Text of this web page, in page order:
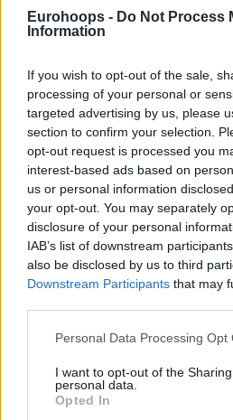
Eurohoops - Do Not Process
Information
If you wish to opt-out of the sale,
processing of your personal or
targeted advertising by us, please
section to confirm your selection.
opt-out request is processed you
interest-based ads based on
us or personal information
your opt-out. You may separately
disclosure of your personal
IAB’s list of downstream
also be disclosed by us to third
Downstream Participants that may
Please note that this website/app
not limited to your visit or usage
grant or deny consent to Google
use your data for below specified
Personal Data Processing Opt
I want to opt-out of the
personal data.
Opted In
στρέψουμε την προσοχή μας. Θα
ότι έχουμε πετύχει κάτι μέχρι